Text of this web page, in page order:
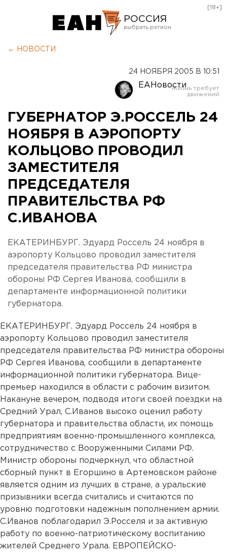
РОССИЯ
Оренбург
[18+]
← НОВОСТИ
24 НОЯБРЯ 2005 В 10:51
ЕАНовости
ГУБЕРНАТОР Э.РОССЕЛЬ 24
НОЯБРЯ В АЭРОПОРТУ
КОЛЬЦОВО ПРОВОДИЛ
ЗАМЕСТИТЕЛЯ
ПРЕДСЕДАТЕЛЯ
ПРАВИТЕЛЬСТВА РФ
С.ИВАНОВА
ЕКАТЕРИНБУРГ. Эдуард Россель 24 ноября в
аэропорту Кольцово проводил заместителя
председателя правительства РФ министра
обороны РФ Сергея Иванова, сообщили в
департаменте информационной политики
губернатора.
ЕКАТЕРИНБУРГ. Эдуард Россель 24 ноября в
аэропорту Кольцово проводил заместителя
председателя правительства РФ министра обороны
РФ Сергея Иванова, сообщили в департаменте
информационной политики губернатора. Вице-
премьер находился в области с рабочим визитом.
Накануне вечером, подводя итоги своей поездки на
Средний Урал, С.Иванов высоко оценил работу
губернатора и правительства области, их помощь
предприятиям военно-промышленного комплекса,
сотрудничество с Вооруженными Силами РФ.
Министр обороны подчеркнул, что областной
сборный пункт в Егоршино в Артемовском районе
является одним из лучших в стране, а уральские
призывники всегда считались и считаются по
уровню подготовки надежным пополнением армии.
С.Иванов поблагодарил Э.Росселя и за активную
работу по военно-патриотическому воспитанию
жителей Среднего Урала. ЕВРОПЕЙСКО-